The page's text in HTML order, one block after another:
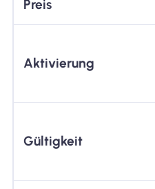
Preis
Aktivierung
Gültigkeit